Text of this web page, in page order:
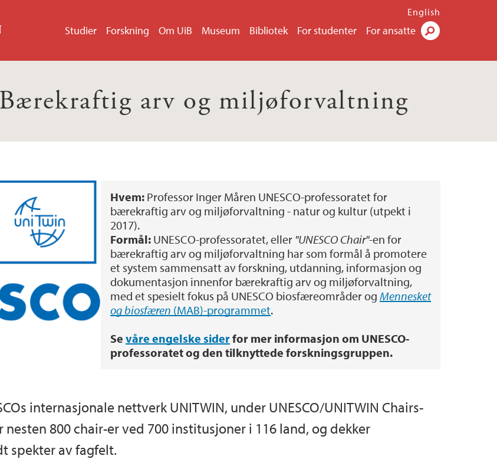
Studier Forskning Om UiB Museum Bibliotek For studenter For ansatte
English
arv og miljøforvaltning
Hvem: Professor Inger Måren UNESCO-professoratet for
bærekraftig arv og miljøforvaltning - natur og kultur (utpekt i
2017).
Formål: UNESCO-professoratet, eller "UNESCO Chair"-en for
bærekraftig arv og miljøforvaltning har som formål å promotere
et system sammensatt av forskning, utdanning, informasjon og
dokumentasjon innenfor bærekraftig arv og miljøforvaltning,
med et spesielt fokus på UNESCO biosfæreområder og Mennesket
og biosfæren (MAB)-programmet.
Se våre engelske siderfor mer informasjon om UNESCO-
professoratet og den tilknyttede forskningsgruppen.
internasjonale nettverk UNITWIN, under UNESCO/UNITWIN Chairs-
800 chair-er ved 700 institusjoner i 116 land, og dekker
spekter av fagfelt.